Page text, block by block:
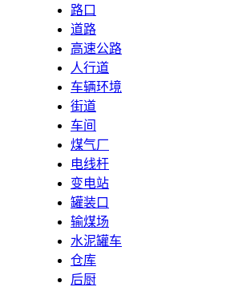
路口
道路
高速公路
人行道
车辆环境
街道
车间
煤气厂
电线杆
变电站
罐装口
输煤场
水泥罐车
仓库
后厨